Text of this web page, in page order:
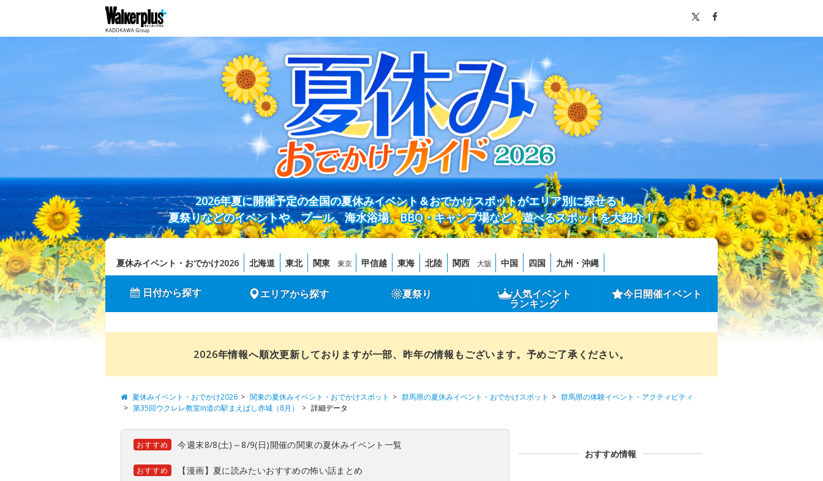
2026年夏に開催予定の全国の夏休みイベント＆おでかけスポットがエリア別に探せる！
夏祭りなどのイベントや、プール、海水浴場、BBQ・キャンプ場など、遊べるスポットを大紹介！
夏休みイベント・おでかけ2026 北海道 東北 関東 東京 甲信越 東海 北陸 関西 大阪 中国 四国 九州・沖縄
日付から探す エリアから探す 夏祭り 人気イベント
ランキング
今日開催イベント
2026年情報へ順次更新しておりますが一部、昨年の情報もございます。予めご了承ください。
夏休みイベント・おでかけ2026 関東の夏休みイベント・おでかけスポット 群馬県の夏休みイベント・おでかけスポット
群馬県の体験イベント・アクティビティ
第35回ウクレレ教室in道の駅まえばし赤城（8月）
詳細データ
おすすめ 今週末8/8(土)～8/9(日)開催の関東の夏休みイベント一覧
おすすめ 【漫画】夏に読みたいおすすめの怖い話まとめ
おすすめ情報